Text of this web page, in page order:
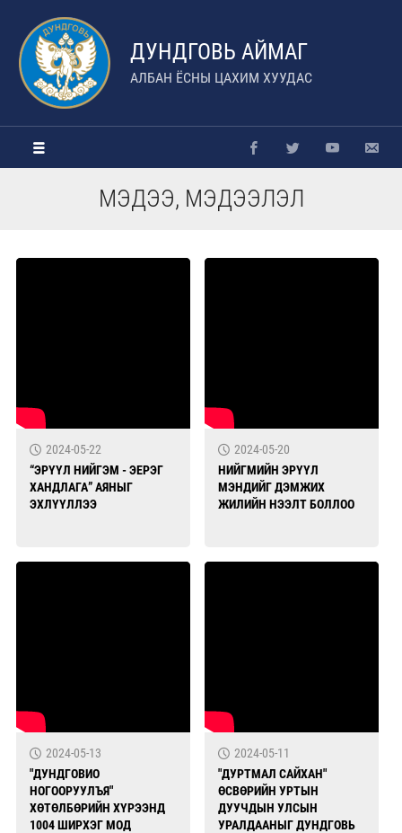
ДУНДГОВЬ АЙМАГ
АЛБАН ЁСНЫ ЦАХИМ ХУУДАС
МЭДЭЭ, МЭДЭЭЛЭЛ
2024-05-22
“ЭРҮҮЛ НИЙГЭМ - ЭЕРЭГ
ХАНДЛАГА” АЯНЫГ
ЭХЛҮҮЛЛЭЭ
2024-05-20
НИЙГМИЙН ЭРҮҮЛ
МЭНДИЙГ ДЭМЖИХ
ЖИЛИЙН НЭЭЛТ БОЛЛОО
2024-05-13
"ДУНДГОВИО
НОГООРУУЛЪЯ"
ХӨТӨЛБӨРИЙН ХҮРЭЭНД
1004 ШИРХЭГ МОД
2024-05-11
"ДУРТМАЛ САЙХАН"
ӨСВӨРИЙН УРТЫН
ДУУЧДЫН УЛСЫН
УРАЛДААНЫГ ДУНДГОВЬ